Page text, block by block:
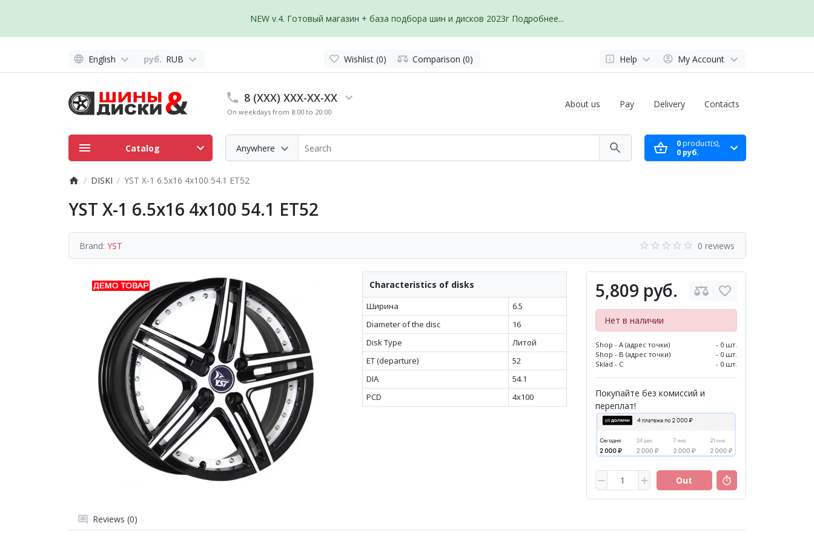
NEW v.4. Готовый магазин + база подбора шин и дисков 2023г Подробнее...
English руб. RUB Wishlist (0) Comparison (0) Help My Account
8 (XXX) XXX-XX-XX
On weekdays from 8:00 to 20:00
Anywhere
About us Pay Delivery Contacts
0product(s),
0 руб.
Catalog
DISKI YST X-1 6.5x16 4x100 54.1 ET52
YST X-1 6.5x16 4x100 54.1 ET52
Brand: YST 0 reviews
5,809 руб.
Нет в наличии
Shop - A (адрес точки)
- 0 шт.
Shop - B (адрес точки)
- 0 шт.
Sklad - C
- 0 шт.
Покупайте без комиссий и
переплат!
Out
Characteristics of disks
Ширина
6.5
Diameter of the disc
16
Disk Type
Литой
ET (departure)
52
DIA
54.1
PCD
4x100
Reviews (0)